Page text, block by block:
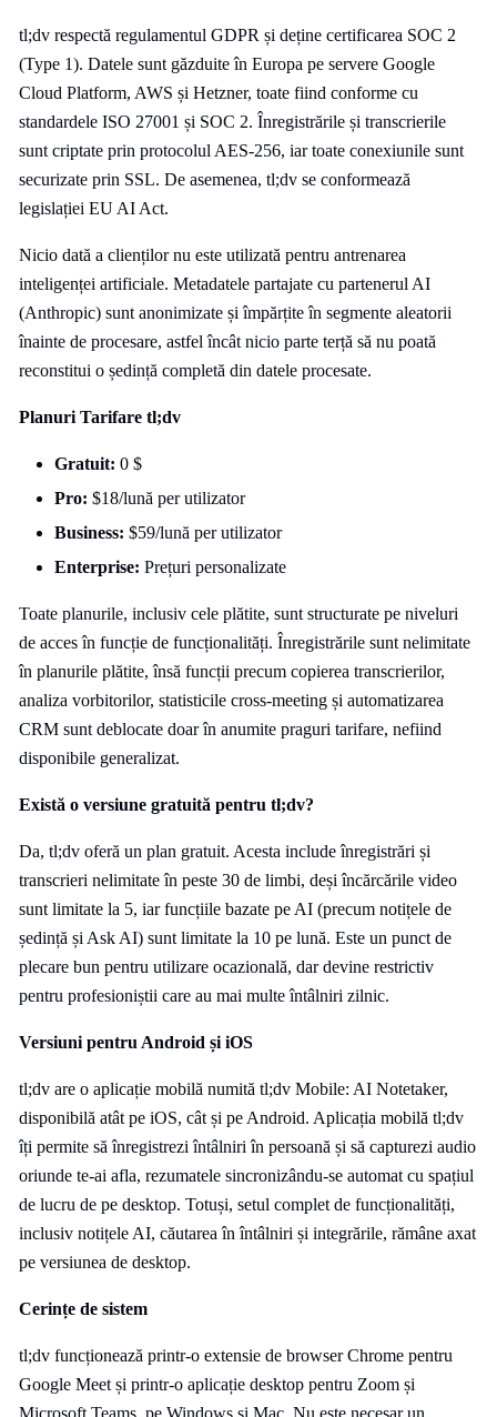
tl;dv respectă regulamentul GDPR și deține certificarea SOC 2
(Type 1). Datele sunt găzduite în Europa pe servere Google
Cloud Platform, AWS și Hetzner, toate fiind conforme cu
standardele ISO 27001 și SOC 2. Înregistrările și transcrierile
sunt criptate prin protocolul AES-256, iar toate conexiunile sunt
securizate prin SSL. De asemenea, tl;dv se conformează
legislației EU AI Act.
Nicio dată a clienților nu este utilizată pentru antrenarea
inteligenței artificiale. Metadatele partajate cu partenerul AI
(Anthropic) sunt anonimizate și împărțite în segmente aleatorii
înainte de procesare, astfel încât nicio parte terță să nu poată
reconstitui o ședință completă din datele procesate.
Planuri Tarifare tl;dv
Gratuit: 0 $
Pro: $18/lună per utilizator
Business: $59/lună per utilizator
Enterprise: Prețuri personalizate
Toate planurile, inclusiv cele plătite, sunt structurate pe niveluri
de acces în funcție de funcționalități. Înregistrările sunt nelimitate
în planurile plătite, însă funcții precum copierea transcrierilor,
analiza vorbitorilor, statisticile cross-meeting și automatizarea
CRM sunt deblocate doar în anumite praguri tarifare, nefiind
disponibile generalizat.
Există o versiune gratuită pentru tl;dv?
Da, tl;dv oferă un plan gratuit. Acesta include înregistrări și
transcrieri nelimitate în peste 30 de limbi, deși încărcările video
sunt limitate la 5, iar funcțiile bazate pe AI (precum notițele de
ședință și Ask AI) sunt limitate la 10 pe lună. Este un punct de
plecare bun pentru utilizare ocazională, dar devine restrictiv
pentru profesioniștii care au mai multe întâlniri zilnic.
Versiuni pentru Android și iOS
tl;dv are o aplicație mobilă numită tl;dv Mobile: AI Notetaker,
disponibilă atât pe iOS, cât și pe Android. Aplicația mobilă tl;dv
îți permite să înregistrezi întâlniri în persoană și să capturezi audio
oriunde te-ai afla, rezumatele sincronizându-se automat cu spațiul
de lucru de pe desktop. Totuși, setul complet de funcționalități,
inclusiv notițele AI, căutarea în întâlniri și integrările, rămâne axat
pe versiunea de desktop.
Cerințe de sistem
tl;dv funcționează printr-o extensie de browser Chrome pentru
Google Meet și printr-o aplicație desktop pentru Zoom și
Microsoft Teams, pe Windows și Mac. Nu este necesar un